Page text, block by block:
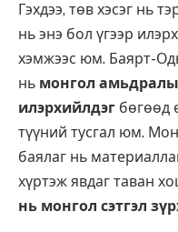
Гэхдээ, төв хэсэг нь
нь энэ бол үгээр
хэмжээс юм. Баярт-
нь монгол
илэрхийлдэг бөгөөд
түүний тусгал юм.
баялаг нь
хүртэж явдаг таван
нь монгол сэтгэл